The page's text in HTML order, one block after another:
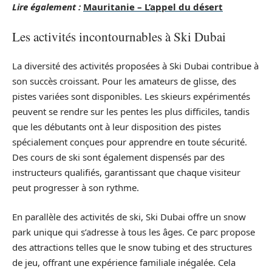
Lire également : Mauritanie – L’appel du désert
Les activités incontournables à Ski Dubai
La diversité des activités proposées à Ski Dubai contribue à
son succès croissant. Pour les amateurs de glisse, des
pistes variées sont disponibles. Les skieurs expérimentés
peuvent se rendre sur les pentes les plus difficiles, tandis
que les débutants ont à leur disposition des pistes
spécialement conçues pour apprendre en toute sécurité.
Des cours de ski sont également dispensés par des
instructeurs qualifiés, garantissant que chaque visiteur
peut progresser à son rythme.
En parallèle des activités de ski, Ski Dubai offre un snow
park unique qui s’adresse à tous les âges. Ce parc propose
des attractions telles que le snow tubing et des structures
de jeu, offrant une expérience familiale inégalée. Cela